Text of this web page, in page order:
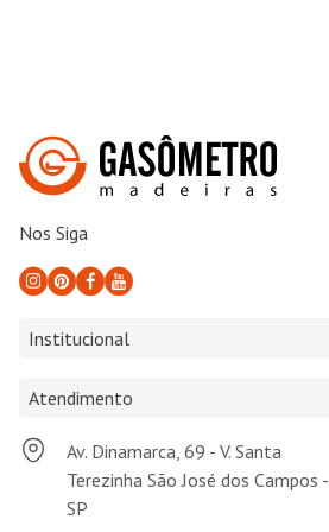
Nos Siga
Institucional
Atendimento
Av. Dinamarca, 69 - V. Santa
Terezinha São José dos Campos -
SP